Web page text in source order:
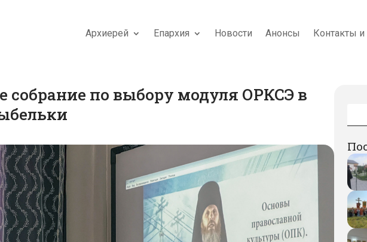
Архиерей Епархия Новости Анонсы Контакты
собрание по выбору модуля ОРКСЭ в